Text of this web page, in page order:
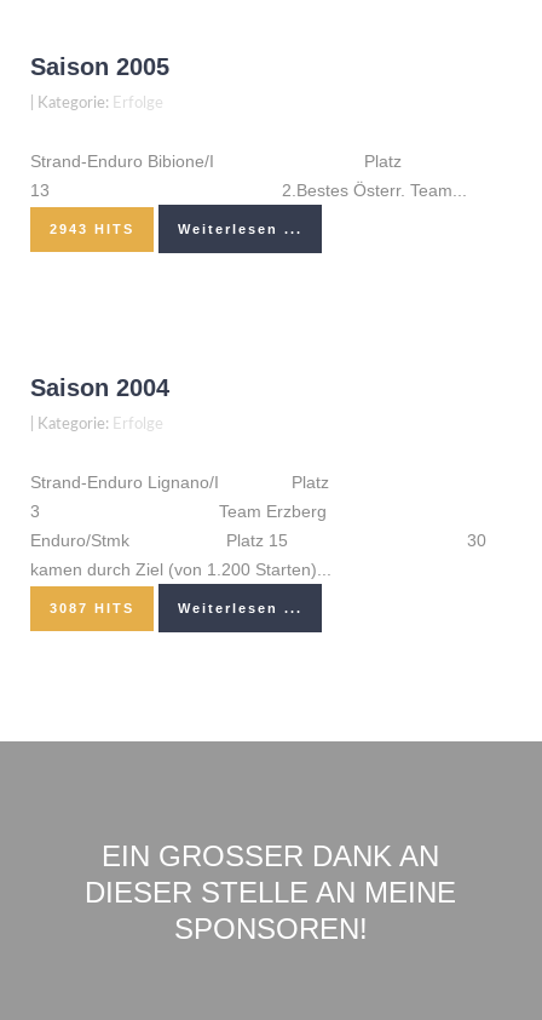
Saison 2005
Kategorie: Erfolge
Strand-Enduro Bibione/I Platz
13 2.Bestes Österr. Team...
2943 HITS Weiterlesen ...
Saison 2004
Kategorie: Erfolge
Strand-Enduro Lignano/I Platz
3 Team Erzberg
Enduro/Stmk Platz 15 30
kamen durch Ziel (von 1.200 Starten)...
3087 HITS Weiterlesen ...
EIN GROSSER DANK AN D
IESER STELLE AN MEINE S
PONSOREN!